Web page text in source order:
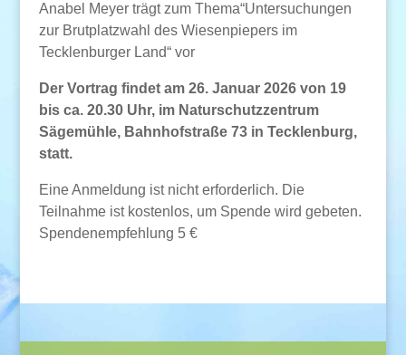
Anabel Meyer trägt zum Thema“Untersuchungen
zur Brutplatzwahl des Wiesenpiepers im
Tecklenburger Land“ vor
Der Vortrag findet am 26. Januar 2026 von 19
bis ca. 20.30 Uhr, im Naturschutzzentrum
Sägemühle, Bahnhofstraße 73 in Tecklenburg,
statt.
Eine Anmeldung ist nicht erforderlich. Die
Teilnahme ist kostenlos, um Spende wird gebeten.
Spendenempfehlung 5 €